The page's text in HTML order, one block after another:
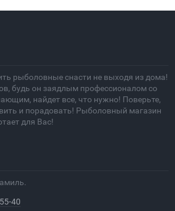
рыболовные снасти не выходя из дома!
будь он заядлым профессионалом со
найдет все, что нужно! Поверьте,
и порадовать! Рыболовный магазин
для Вас!
40